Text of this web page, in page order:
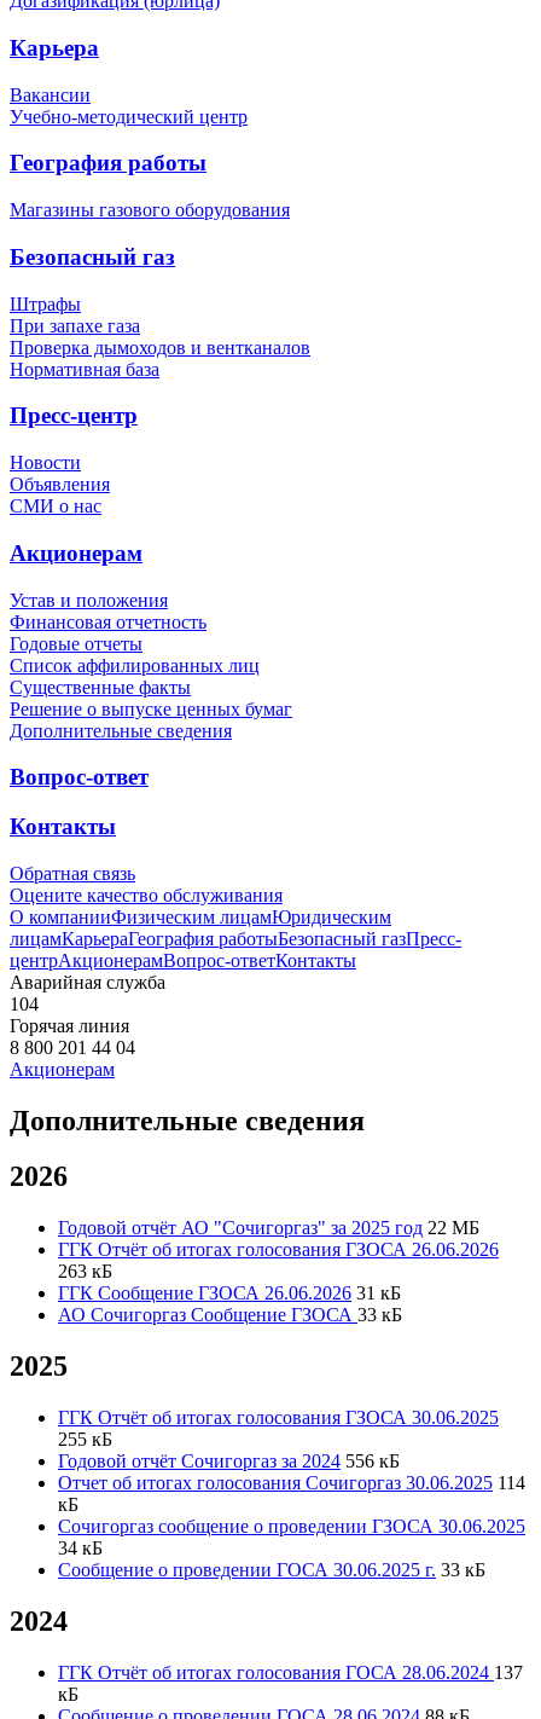
Карьера
Вакансии
Учебно-методический центр
География работы
Магазины газового оборудования
Безопасный газ
Штрафы
При запахе газа
Проверка дымоходов и вентканалов
Нормативная база
Пресс-центр
Новости
Объявления
СМИ о нас
Акционерам
Устав и положения
Финансовая отчетность
Годовые отчеты
Список аффилированных лиц
Существенные факты
Решение о выпуске ценных бумаг
Дополнительные сведения
Вопрос-ответ
Контакты
Обратная связь
Оцените качество обслуживания
О компанииФизическим лицамЮридическим
лицамКарьераГеография работыБезопасный газПресс-
центрАкционерамВопрос-ответКонтакты
Аварийная служба
104
Горячая линия
8 800 201 44 04
Акционерам
Дополнительные сведения
2026
Годовой отчёт АО "Сочигоргаз" за 2025 год 22 МБ
ГГК Отчёт об итогах голосования ГЗОСА 26.06.2026
263 кБ
ГГК Сообщение ГЗОСА 26.06.2026 31 кБ
АО Сочигоргаз Сообщение ГЗОСА 33 кБ
2025
ГГК Отчёт об итогах голосования ГЗОСА 30.06.2025
255 кБ
Годовой отчёт Сочигоргаз за 2024 556 кБ
Отчет об итогах голосования Сочигоргаз 30.06.2025 114
кБ
Сочигоргаз сообщение о проведении ГЗОСА 30.06.2025
34 кБ
Сообщение о проведении ГОСА 30.06.2025 г. 33 кБ
2024
ГГК Отчёт об итогах голосования ГОСА 28.06.2024 137
кБ